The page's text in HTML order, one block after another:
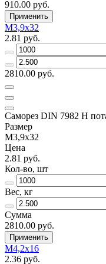
910.00 руб.
Применить
М3,9х32
2.81 руб.
2810.00 руб.
Саморез DIN 7982 H
Размер
М3,9х32
Цена
2.81 руб.
Кол-во, шт
Вес, кг
Сумма
2810.00 руб.
Применить
М4,2х16
2.36 руб.